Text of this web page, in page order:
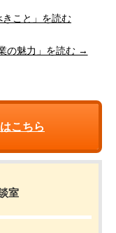
こと」を読む
の魅力」を読む →
こちら
室